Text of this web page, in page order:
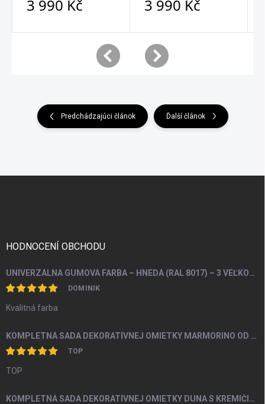
Predchádzajúci článok Ďalší článok
HODNOCENÍ OBCHODU
UNIVERZÁLNA GUMOVÁ FARBA – HNEDÁ (RAL 8017) – 3 VEĽKOSTI BALENIA
DOMINIK
Kvalitná farba
KOMPLETNÁ SADA DEKORATÍVNEJ OMIETKY MARMORINO OD 4M2
TOP
TOP
KOMPLETNÁ SADA DEKORATÍVNEJ OMIETKY DUNA S KREMIČITÝM PIESKOM A PERLEŤOU OD 5M2